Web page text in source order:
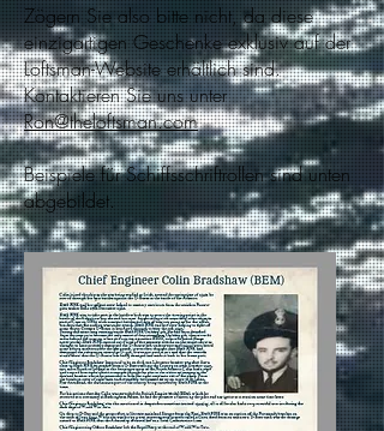
Zögern Sie also bitte nicht, da diese
einzigartigen Geschenke exklusiv auf der
Loftsman-Website erhältlich sind.
Kontaktieren Sie uns unter
Ron@theloftsman.com
Beispiele für Schiffsschriftrollen sind unten
abgebildet.